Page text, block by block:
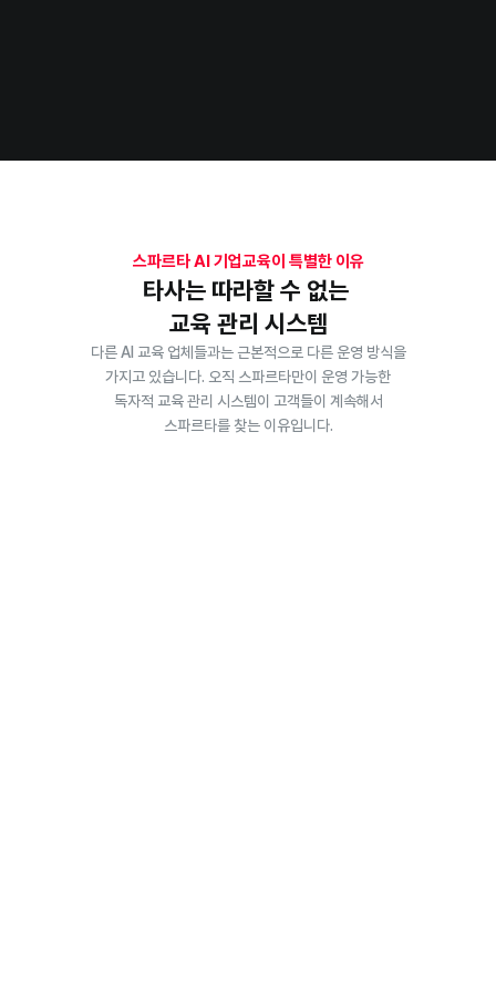
스파르타 AI 기업교육이 특별한 이유
타사는 따라할 수 없는
교육 관리 시스템
다른 AI 교육 업체들과는 근본적으로 다른 운영 방식을
가지고 있습니다. 오직 스파르타만이 운영 가능한
독자적 교육 관리 시스템이 고객들이 계속해서
스파르타를 찾는 이유입니다.